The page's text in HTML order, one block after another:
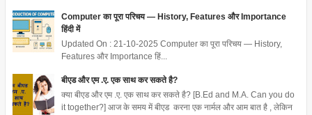
Computer का पूरा परिचय — History, Features और Importance
हिंदी में
Updated On : 21-10-2025 Computer का पूरा परिचय — History,
Features और Importance हिं...
बीएड और एम .ए. एक साथ कर सकते है?
क्या बीएड और एम .ए. एक साथ कर सकते है? [B.Ed and M.A. Can you do
it together?] आज के समय में बीएड करना एक नार्मल और आम बात है , लेकिन